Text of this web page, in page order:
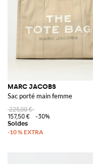
MARC JACOBS
Sac porté main femme
225,00 €
157,50 €
-30%